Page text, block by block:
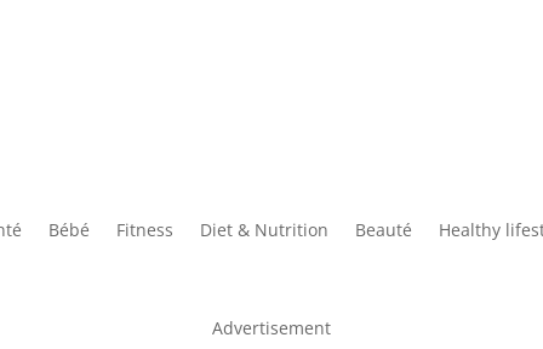
Bébé Fitness Diet & Nutrition Beauté Healthy
Advertisement